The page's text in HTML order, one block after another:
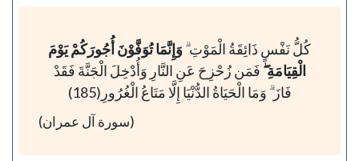
كُلُّ نَفْسٍ ذَائِقَةُ الْمَوْتِ ۗ وَإِنَّمَا تُوَفَّوْنَ أُجُورَكُمْ يَوْمَ
الْقِيَامَةِ ۖ فَمَن زُحْزِحَ عَنِ النَّارِ وَأُدْخِلَ الْجَنَّةَ فَقَدْ
فَازَ ۗ وَمَا الْحَيَاةُ الدُّنْيَا إِلَّا مَتَاعُ الْغُرُورِ(185)
(سورة آل عمران)